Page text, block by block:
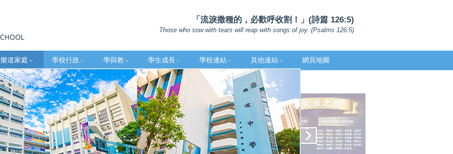
「流淚撒種的，必歡呼收割！」(詩篇 126:5)
Those who sow with tears will reap with songs of joy. (Psalms 126:5)
樂道家庭 學校行政 學與教 學生成長 學校連結 其他連結 網頁地圖